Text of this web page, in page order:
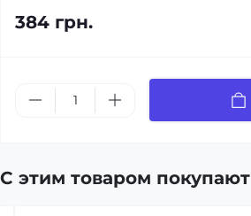
384 грн.
С этим товаром покупают